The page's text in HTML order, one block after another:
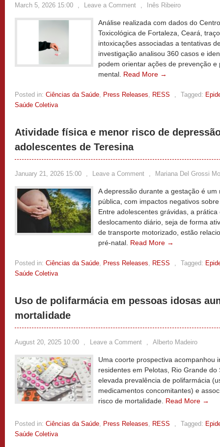
March 5, 2026 15:00 , Leave a Comment , Inês Ribeiro
Análise realizada com dados do
Toxicológica de Fortaleza, Ceará,
intoxicações associadas a tentativas
investigação analisou 360 casos e
podem orientar ações de prevenção
mental. Read More →
Posted in: Ciências da Saúde, Press Releases, RESS , Tagged:
Saúde Coletiva
Atividade física e menor risco de
adolescentes de Teresina
January 21, 2026 15:00 , Leave a Comment , Mariana Del Grossi
A depressão durante a gestação é
pública, com impactos negativos
Entre adolescentes grávidas, a
deslocamento diário, seja de forma
de transporte motorizado, estão
pré-natal. Read More →
Posted in: Ciências da Saúde, Press Releases, RESS , Tagged:
Saúde Coletiva
Uso de polifarmácia em pessoas idosas
mortalidade
August 20, 2025 10:00 , Leave a Comment , Alberto Madeiro
Uma coorte prospectiva acompanhou
residentes em Pelotas, Rio Grande
elevada prevalência de polifarmácia
medicamentos concomitantes) e
risco de mortalidade. Read More →
Posted in: Ciências da Saúde, Press Releases, RESS , Tagged:
Saúde Coletiva